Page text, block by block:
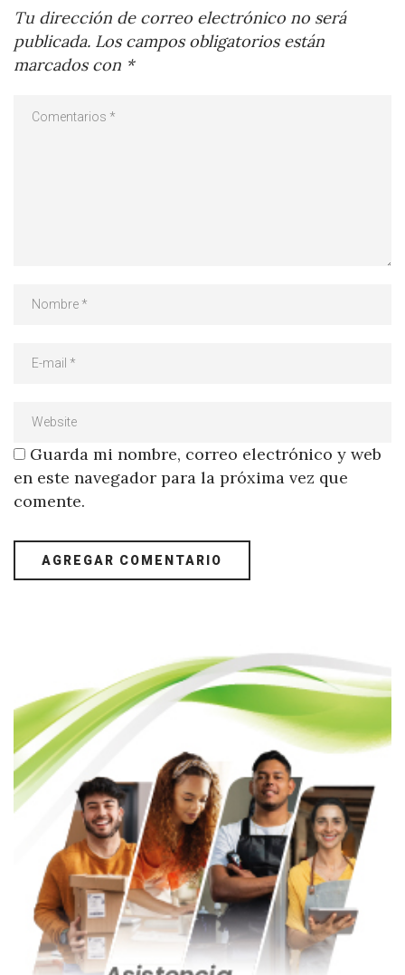
Tu dirección de correo electrónico no será
publicada. Los campos obligatorios están
marcados con *
Guarda mi nombre, correo electrónico y web
en este navegador para la próxima vez que
comente.